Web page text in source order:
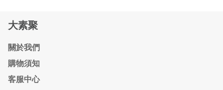
大素聚
關於我們
購物須知
客服中心